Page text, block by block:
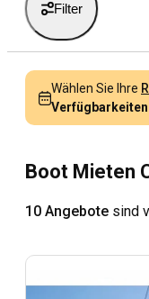
Filter
Wählen Sie Ihre
Verfügbarkeiten
Boot Mieten
10 Angebote sind